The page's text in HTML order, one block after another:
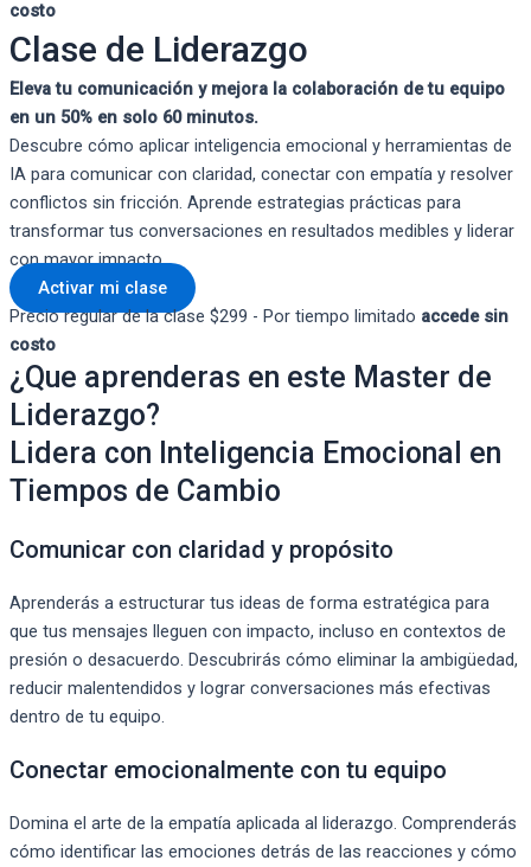
costo
Clase de Liderazgo
Eleva tu comunicación y mejora la colaboración de tu equipo
en un 50% en solo 60 minutos.
Descubre cómo aplicar inteligencia emocional y herramientas de
IA para comunicar con claridad, conectar con empatía y resolver
conflictos sin fricción. Aprende estrategias prácticas para
transformar tus conversaciones en resultados medibles y liderar
con mayor impacto.
Activar mi clase
Precio regular de la clase $299 - Por tiempo limitado accede sin
costo
¿Que aprenderas en este Master de
Liderazgo?
Lidera con Inteligencia Emocional en
Tiempos de Cambio
Comunicar con claridad y propósito
Aprenderás a estructurar tus ideas de forma estratégica para
que tus mensajes lleguen con impacto, incluso en contextos de
presión o desacuerdo. Descubrirás cómo eliminar la ambigüedad,
reducir malentendidos y lograr conversaciones más efectivas
dentro de tu equipo.
Conectar emocionalmente con tu equipo
Domina el arte de la empatía aplicada al liderazgo. Comprenderás
cómo identificar las emociones detrás de las reacciones y cómo